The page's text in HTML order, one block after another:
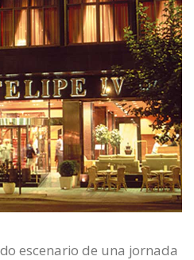
escenario de una jornada